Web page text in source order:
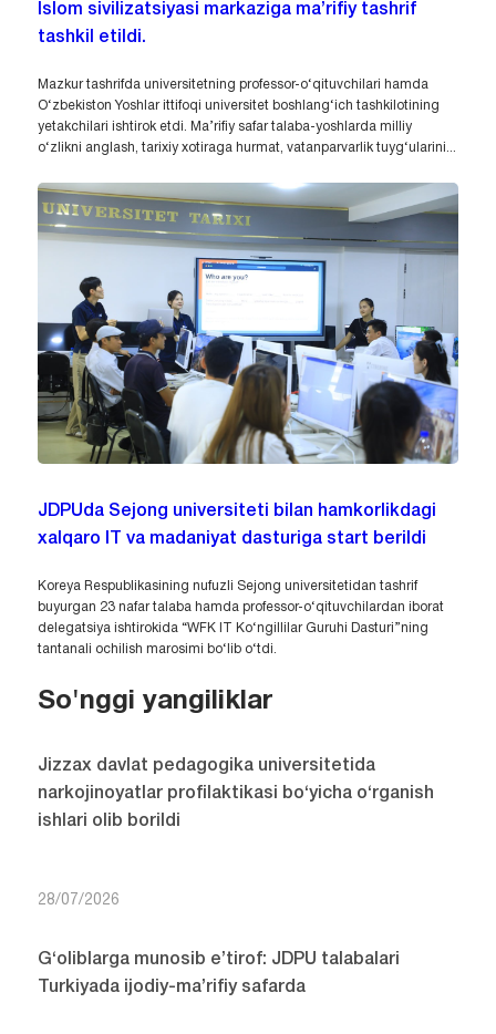
Islom sivilizatsiyasi markaziga ma’rifiy tashrif
tashkil etildi.
Mazkur tashrifda universitetning professor-o‘qituvchilari hamda
O‘zbekiston Yoshlar ittifoqi universitet boshlang‘ich tashkilotining
yetakchilari ishtirok etdi. Ma’rifiy safar talaba-yoshlarda milliy
o‘zlikni anglash, tarixiy xotiraga hurmat, vatanparvarlik tuyg‘ularini...
JDPUda Sejong universiteti bilan hamkorlikdagi
xalqaro IT va madaniyat dasturiga start berildi
Koreya Respublikasining nufuzli Sejong universitetidan tashrif
buyurgan 23 nafar talaba hamda professor-o‘qituvchilardan iborat
delegatsiya ishtirokida “WFK IT Ko‘ngillilar Guruhi Dasturi”ning
tantanali ochilish marosimi bo‘lib o‘tdi.
So'nggi yangiliklar
Jizzax davlat pedagogika universitetida
narkojinoyatlar profilaktikasi bo‘yicha o‘rganish
ishlari olib borildi
28/07/2026
G‘oliblarga munosib e’tirof: JDPU talabalari
Turkiyada ijodiy-ma’rifiy safarda